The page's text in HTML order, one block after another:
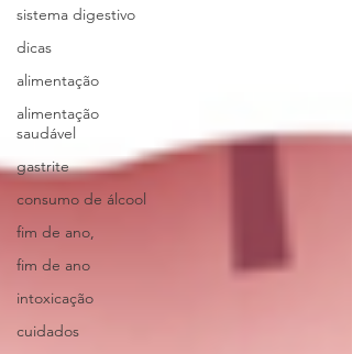
sistema digestivo
dicas
alimentação
alimentação
saudável
gastrite
consumo de álcool
fim de ano,
fim de ano
intoxicação
cuidados